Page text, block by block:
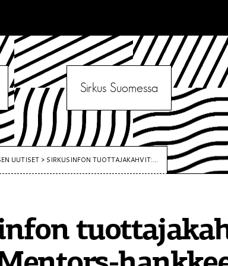
Sirkus Suomessa
UUTISET > SIRKUSINFON TUOTTAJAKAHVIT:...